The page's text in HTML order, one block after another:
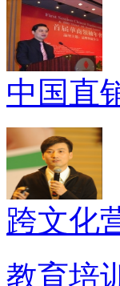
中国直
跨文化
教育培